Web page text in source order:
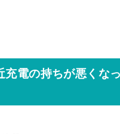
充電の持ちが悪くな